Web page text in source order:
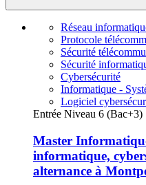
Réseau
Protocole
Sécurité
Sécurité
Cybersécurité
Informatique -
Logiciel
Entrée Niveau 6 (Bac+3)
Master
informatique,
alternance à